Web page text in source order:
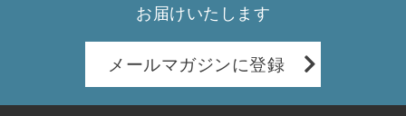
お届けいたします
メールマガジンに登録